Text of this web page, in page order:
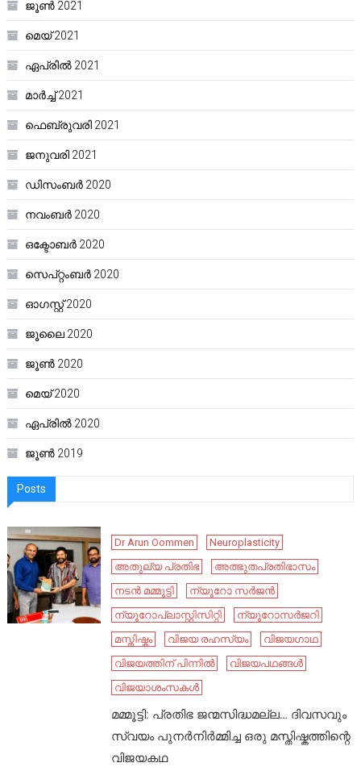
ജൂൺ 2021
മെയ്‌ 2021
ഏപ്രിൽ 2021
മാർച്ച്‌ 2021
ഫെബ്രുവരി 2021
ജനുവരി 2021
ഡിസംബർ 2020
നവംബർ 2020
ഒക്ടോബർ 2020
സെപ്റ്റംബർ 2020
ഓഗസ്റ്റ്‌ 2020
ജൂലൈ 2020
ജൂൺ 2020
മെയ്‌ 2020
ഏപ്രിൽ 2020
ജൂൺ 2019
Posts
Dr Arun Oommen
Neuroplasticity
അതുല്യ പ്രതിഭ
അത്ഭുതപ്രതിഭാസം
നടൻ മമ്മൂട്ടി
ന്യൂറോ സർജൻ
ന്യൂറോപ്ലാസ്റ്റിസിറ്റി
ന്യൂറോസർജറി
മസ്തിഷ്കം
വിജയ രഹസ്യം
വിജയഗാഥ
വിജയത്തിന് പിന്നിൽ
വിജയപഥങ്ങൾ
വിജയാശംസകൾ
മമ്മൂട്ടി: പ്രതിഭ ജന്മസിദ്ധമല്ല… ദിവസവും
സ്വയം പുനർനിർമ്മിച്ച ഒരു മസ്തിഷ്കത്തിന്റെ
വിജയകഥ